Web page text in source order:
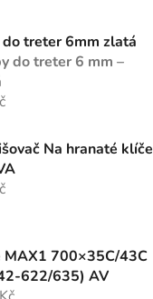
do treter 6mm zlatá
do treter 6 mm –
Na hranaté klíče
MAX1 700×35C/43C
622/635) AV